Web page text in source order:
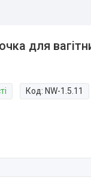
для
Код: NW-1.5.11